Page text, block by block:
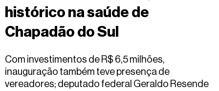
histórico na saúde de
Chapadão do Sul
Com investimentos de R$ 6,5 milhões,
inauguração também teve presença de
vereadores; deputado federal Geraldo Resende